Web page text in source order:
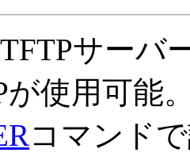
サーバ
が使用可能
コマンド